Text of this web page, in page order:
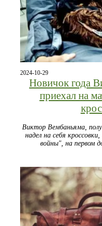
2024-10-29
Новичок года
приехал на
Виктор Вембаньяма,
надел на себя
войны", на первом